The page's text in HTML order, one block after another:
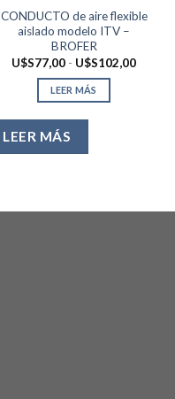
CONDUCTO de aire flexible
aislado modelo ITV –
BROFER
U$S77,00 - U$S102,00Rango
LEER MÁS
LEER MÁS